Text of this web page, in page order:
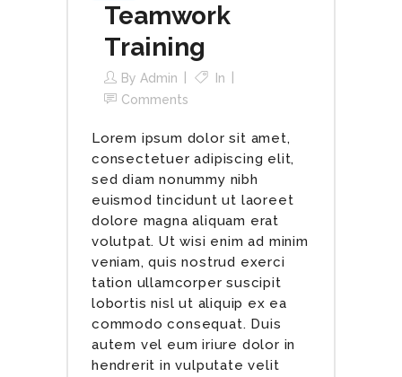
Teamwork
Training
By Admin
In
Comments
Lorem ipsum dolor sit amet,
consectetuer adipiscing elit,
sed diam nonummy nibh
euismod tincidunt ut laoreet
dolore magna aliquam erat
volutpat. Ut wisi enim ad minim
veniam, quis nostrud exerci
tation ullamcorper suscipit
lobortis nisl ut aliquip ex ea
commodo consequat. Duis
autem vel eum iriure dolor in
hendrerit in vulputate velit